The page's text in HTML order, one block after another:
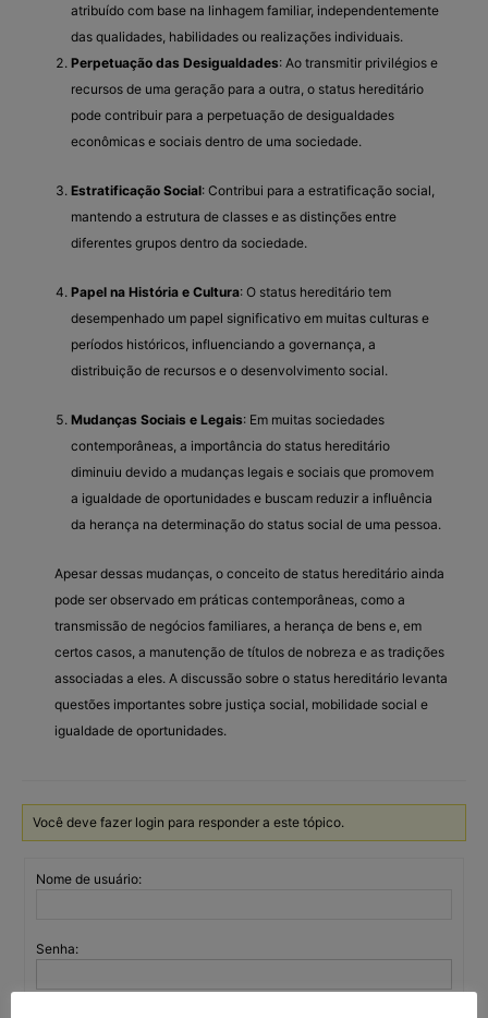
atribuído com base na linhagem familiar, independentemente
das qualidades, habilidades ou realizações individuais.
Perpetuação das Desigualdades: Ao transmitir privilégios e
recursos de uma geração para a outra, o status hereditário
pode contribuir para a perpetuação de desigualdades
econômicas e sociais dentro de uma sociedade.
Estratificação Social: Contribui para a estratificação social,
mantendo a estrutura de classes e as distinções entre
diferentes grupos dentro da sociedade.
Papel na História e Cultura: O status hereditário tem
desempenhado um papel significativo em muitas culturas e
períodos históricos, influenciando a governança, a
distribuição de recursos e o desenvolvimento social.
Mudanças Sociais e Legais: Em muitas sociedades
contemporâneas, a importância do status hereditário
diminuiu devido a mudanças legais e sociais que promovem
a igualdade de oportunidades e buscam reduzir a influência
da herança na determinação do status social de uma pessoa.
Apesar dessas mudanças, o conceito de status hereditário ainda
pode ser observado em práticas contemporâneas, como a
transmissão de negócios familiares, a herança de bens e, em
certos casos, a manutenção de títulos de nobreza e as tradições
associadas a eles. A discussão sobre o status hereditário levanta
questões importantes sobre justiça social, mobilidade social e
igualdade de oportunidades.
Você deve fazer login para responder a este tópico.
Nome de usuário:
Senha: